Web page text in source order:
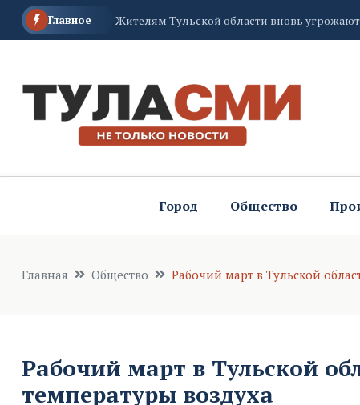
Главное Жителям Тульской области вновь
Елена Бобкова рассказала ветеранам
Город Общество
Главная Общество Рабочий март в Тульской
Рабочий март в Тульской
температуры воздуха